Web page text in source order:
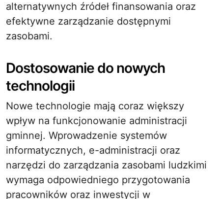
alternatywnych źródeł finansowania oraz
efektywne zarządzanie dostępnymi
zasobami.
Dostosowanie do nowych
technologii
Nowe technologie mają coraz większy
wpływ na funkcjonowanie administracji
gminnej. Wprowadzenie systemów
informatycznych, e-administracji oraz
narzędzi do zarządzania zasobami ludzkimi
wymaga odpowiedniego przygotowania
pracowników oraz inwestycji w